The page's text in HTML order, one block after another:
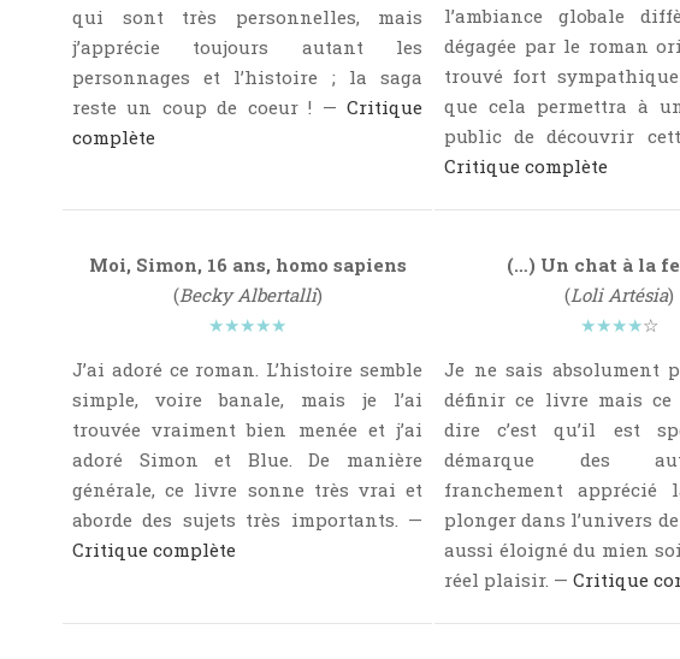
qui sont très personnelles, mais
j’apprécie toujours autant les
personnages et l’histoire ; la saga
reste un coup de coeur ! — Critique
complète
l’ambiance globale
dégagée par le roman
trouvé fort
que cela permettra à
public de découvrir
Critique complète
Moi, Simon, 16 ans, homo sapiens
(Becky Albertalli)
★★★★★
J’ai adoré ce roman. L’histoire semble
simple, voire banale, mais je l’ai
trouvée vraiment bien menée et j’ai
adoré Simon et Blue. De manière
générale, ce livre sonne très vrai et
aborde des sujets très importants. —
Critique complète
(…) Un chat à la
(Loli Artésia)
★★★★☆
Je ne sais absolument
définir ce livre mais ce
dire c’est qu’il est
démarque des
franchement apprécié
plonger dans l’univers
aussi éloigné du mien
réel plaisir. — Critique